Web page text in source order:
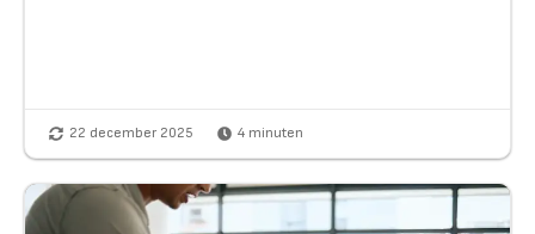
22 december 2025 4 minuten